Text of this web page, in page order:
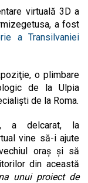
virtuală 3D a
a fost
a Transilvaniei
o plimbare
de la Ulpia
de la Roma.
a delcarat, la
vine să-i ajute
oraş și să
din această
unui proiect de